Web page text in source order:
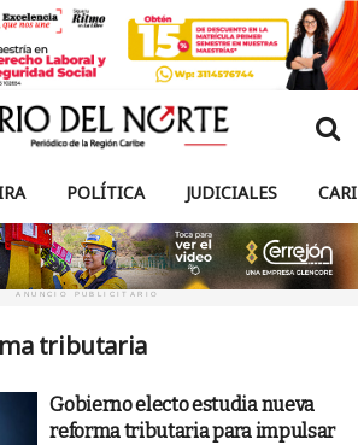
POLÍTICA JUDICIALES
ANUNCIO PUBLICITARIO
tributaria
Gobierno electo estudia nueva
reforma tributaria para impulsar